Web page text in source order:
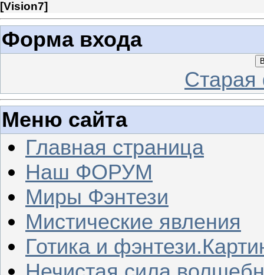
[Vision7]
Форма входа
Меню сайта
Главная страница
Наш ФОРУМ
Миры Фэнтези
Мистические явления
Готика и